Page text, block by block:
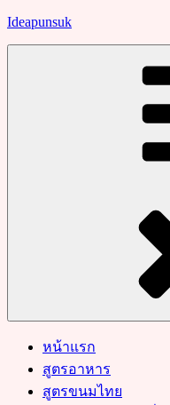
Skip
Ideapunsuk
หน้าแรก
สูตรอาหาร
สูตรขนมไทย